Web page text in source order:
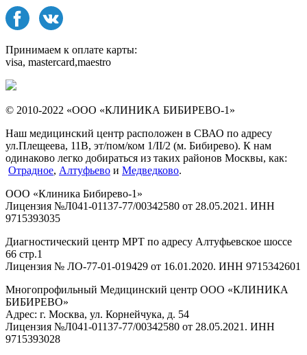
Принимаем к оплате карты:
visa, mastercard,maestro
© 2010-2022 «ООО «КЛИНИКА БИБИРЕВО-1»
Наш медицинский центр расположен в СВАО по адресу
ул.Плещеева, 11В, эт/пом/ком 1/II/2 (м. Бибирево). К нам
одинаково легко добираться из таких районов Москвы, как:
Отрадное, Алтуфьево и Медведково.
ООО «Клиника Бибирево-1»
Лицензия №Л041-01137-77/00342580 от 28.05.2021. ИНН
9715393035
Диагностический центр МРТ по адресу Алтуфьевское шоссе
66 стр.1
Лицензия № ЛО-77-01-019429 от 16.01.2020. ИНН 9715342601
Многопрофильный Медицинский центр ООО «КЛИНИКА
БИБИРЕВО»
Адрес: г. Москва, ул. Корнейчука, д. 54
Лицензия №Л041-01137-77/00342580 от 28.05.2021. ИНН
9715393028